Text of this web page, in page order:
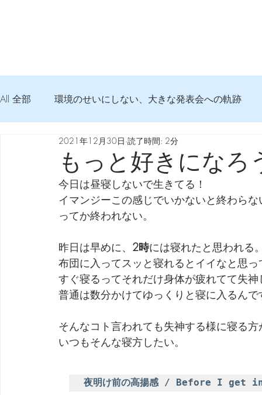
All 全部 環境のせいにしない、大きな発表会への軌跡
弦交換の記録 DTM 始める 知っておきたいコト
Imanjy Studio 使われているモノ 食べんじーの美味
劇団 Avan 劇伴が出来るまでを追ったドキュメンタリー
もっと好きになろ
2021年12月30日 読了時間: 2分
今日は昼寝しないで生きてる！
イマンジーこの感じでいかないと終わら
ってか終われない。
昨日は早めに、 2時には寝れたと思われる
布団に入ってスッと寝れるとイイなと思
すぐ寝るってそれだけ身体が疲れてて失
普通は数分かけてゆっくりと寝に入るんで
そんなコト言われても失神する様に寝る
いつもそんな寝方したい。
夜明け前の高揚感 / Before I get